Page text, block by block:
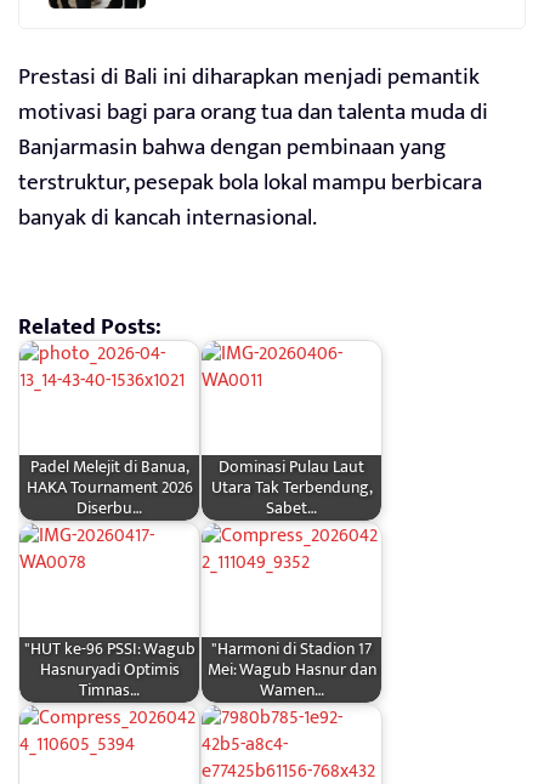
Prestasi di Bali ini diharapkan menjadi pemantik
motivasi bagi para orang tua dan talenta muda di
Banjarmasin bahwa dengan pembinaan yang
terstruktur, pesepak bola lokal mampu berbicara
banyak di kancah internasional.
Related Posts:
Padel Melejit di Banua,
HAKA Tournament 2026
Diserbu…
Dominasi Pulau Laut
Utara Tak Terbendung,
Sabet…
"HUT ke-96 PSSI: Wagub
Hasnuryadi Optimis
Timnas…
"Harmoni di Stadion 17
Mei: Wagub Hasnur dan
Wamen…